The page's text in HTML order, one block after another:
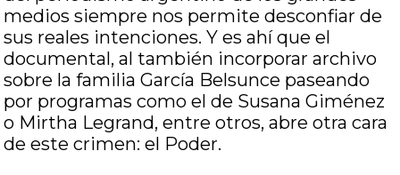
medios siempre nos permite desconfiar de
sus reales intenciones. Y es ahí que el
documental, al también incorporar archivo
sobre la familia García Belsunce paseando
por programas como el de Susana Giménez
o Mirtha Legrand, entre otros, abre otra cara
de este crimen: el Poder.